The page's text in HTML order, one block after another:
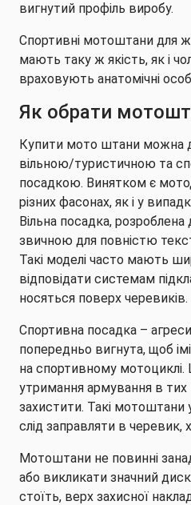
вигнутий профіль виробу.
Спортивні мотоштани для
мають таку ж якість, як і
враховують анатомічні
Як обрати
Купити мото штани можна
вільною/туристичною та
посадкою. Винятком є
різних фасонах, як і у
Вільна посадка,
звичною для повністю
Такі моделі часто мають
відповідати системам
носяться поверх черевиків.
Спортивна посадка –
попередньо вигнута, щоб
на спортивному мотоциклі.
утримання армування в тих
захистити. Такі мотоштани
слід заправляти в черевик,
Мотоштани не повинні
або викликати значний
стоїть, верх захисної